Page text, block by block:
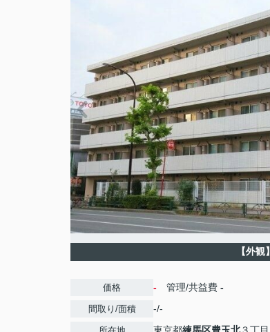
【外観】
価格 - 管理/共益費 -
間取り/面積 -/-